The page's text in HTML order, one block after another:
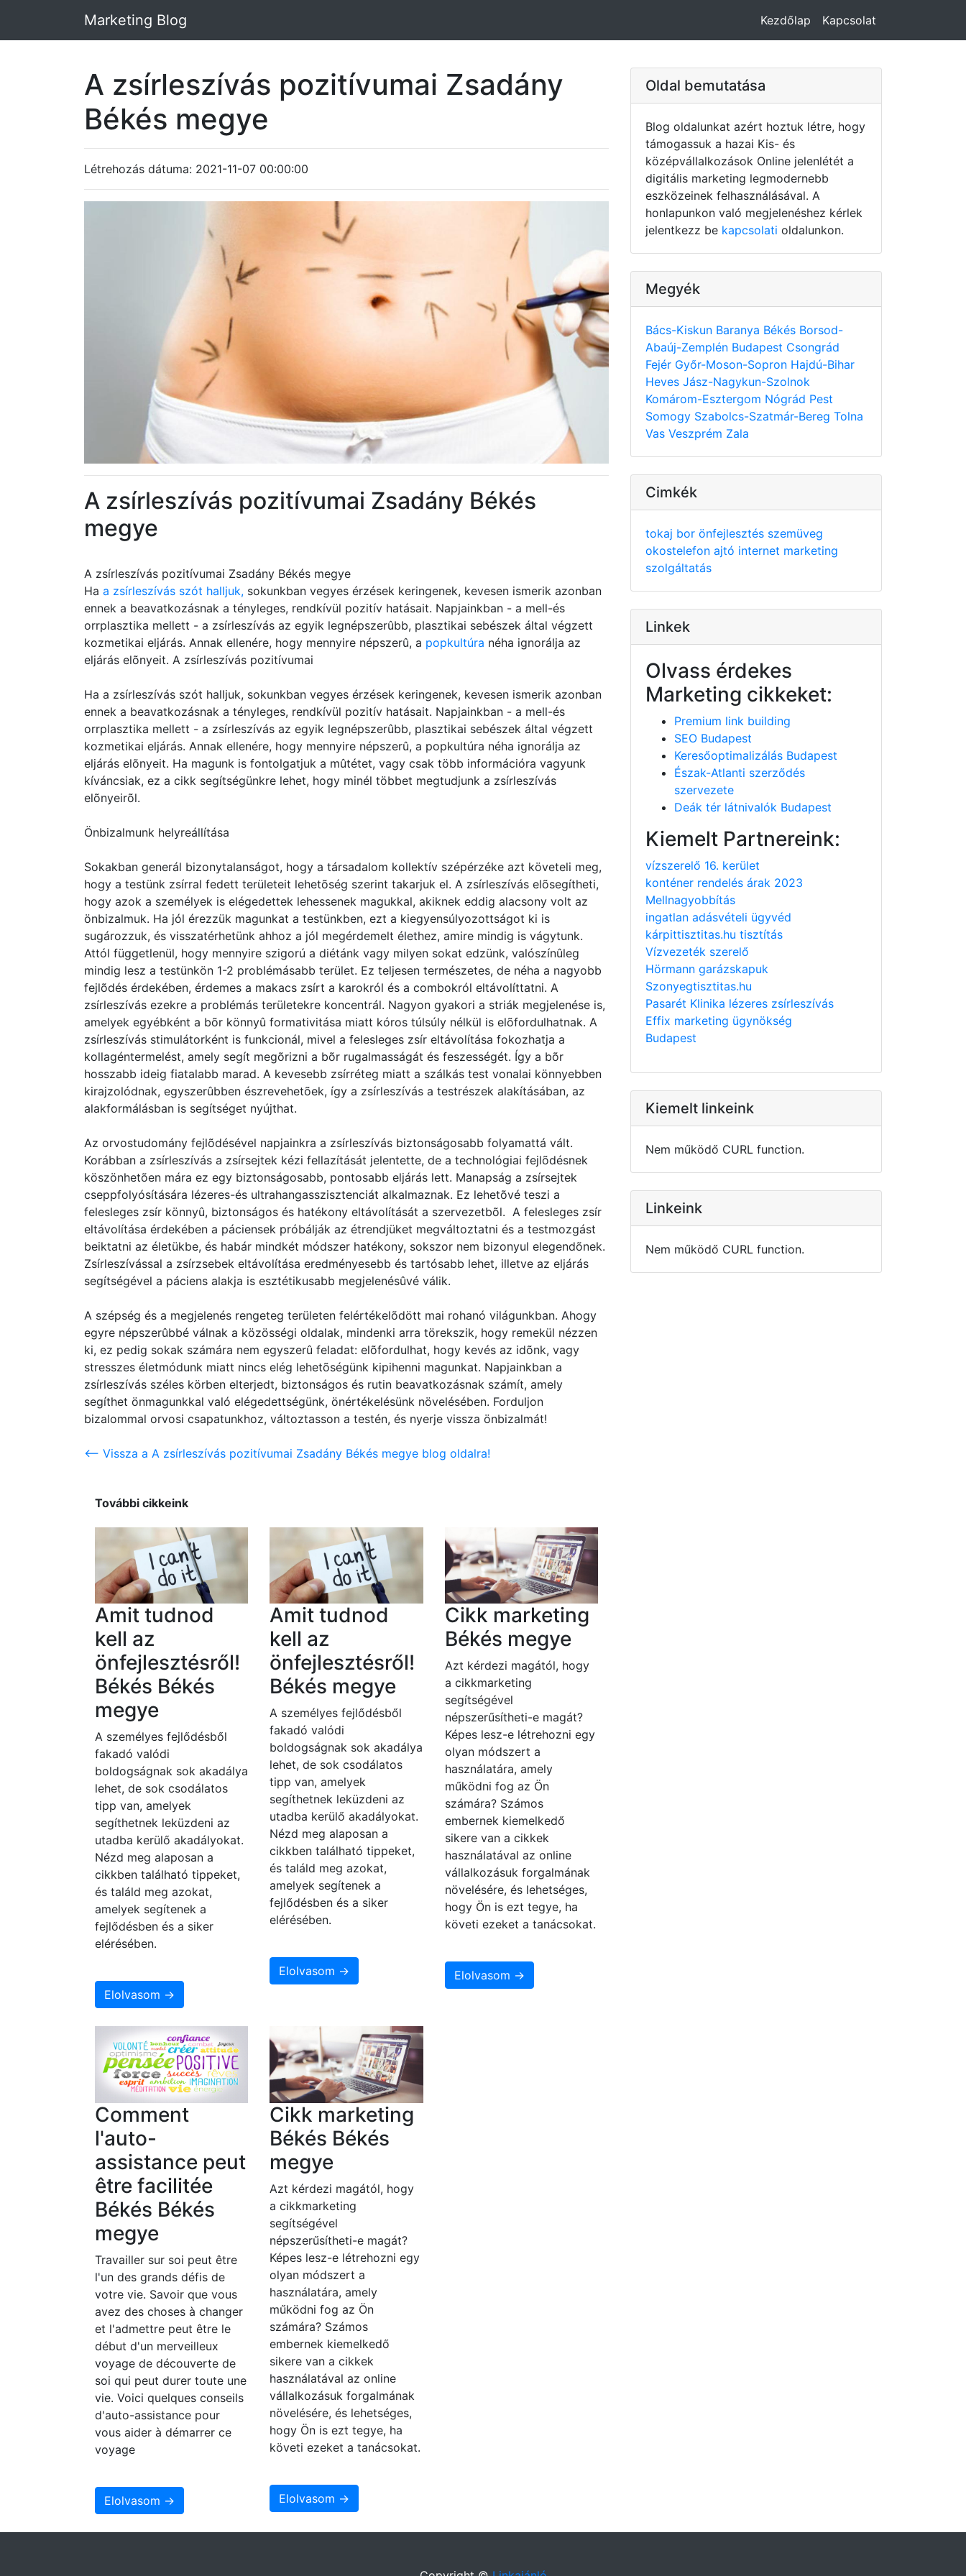
Marketing Blog Kezdőlap Kapcsolat
A zsírleszívás pozitívumai Zsadány
Békés megye
Létrehozás dátuma: 2021-11-07 00:00:00
A zsírleszívás pozitívumai Zsadány Békés
megye
A zsírleszívás pozitívumai Zsadány Békés megye
Ha a zsírleszívás szót halljuk, sokunkban vegyes érzések keringenek, kevesen ismerik azonban
ennek a beavatkozásnak a tényleges, rendkívül pozitív hatásait. Napjainkban - a mell-és
orrplasztika mellett - a zsírleszívás az egyik legnépszerûbb, plasztikai sebészek által végzett
kozmetikai eljárás. Annak ellenére, hogy mennyire népszerû, a popkultúra néha ignorálja az
eljárás elõnyeit. A zsírleszívás pozitívumai
Ha a zsírleszívás szót halljuk, sokunkban vegyes érzések keringenek, kevesen ismerik azonban
ennek a beavatkozásnak a tényleges, rendkívül pozitív hatásait. Napjainkban - a mell-és
orrplasztika mellett - a zsírleszívás az egyik legnépszerûbb, plasztikai sebészek által végzett
kozmetikai eljárás. Annak ellenére, hogy mennyire népszerû, a popkultúra néha ignorálja az
eljárás elõnyeit. Ha magunk is fontolgatjuk a mûtétet, vagy csak több információra vagyunk
kíváncsiak, ez a cikk segítségünkre lehet, hogy minél többet megtudjunk a zsírleszívás
elõnyeirõl.
Önbizalmunk helyreállítása
Sokakban generál bizonytalanságot, hogy a társadalom kollektív szépérzéke azt követeli meg,
hogy a testünk zsírral fedett területeit lehetõség szerint takarjuk el. A zsírleszívás elõsegítheti,
hogy azok a személyek is elégedettek lehessenek magukkal, akiknek eddig alacsony volt az
önbizalmuk. Ha jól érezzük magunkat a testünkben, ezt a kiegyensúlyozottságot ki is
sugározzuk, és visszatérhetünk ahhoz a jól megérdemelt élethez, amire mindig is vágytunk.
Attól függetlenül, hogy mennyire szigorú a diétánk vagy milyen sokat edzünk, valószínûleg
mindig lesz a testünkön 1-2 problémásabb terület. Ez teljesen természetes, de néha a nagyobb
fejlõdés érdekében, érdemes a makacs zsírt a karokról és a combokról eltávolíttatni. A
zsírleszívás ezekre a problémás területekre koncentrál. Nagyon gyakori a striák megjelenése is,
amelyek egyébként a bõr könnyû formativitása miatt kóros túlsúly nélkül is elõfordulhatnak. A
zsírleszívás stimulátorként is funkcionál, mivel a felesleges zsír eltávolítása fokozhatja a
kollagéntermelést, amely segít megõrizni a bõr rugalmasságát és feszességét. Így a bõr
hosszabb ideig fiatalabb marad. A kevesebb zsírréteg miatt a szálkás test vonalai könnyebben
kirajzolódnak, egyszerûbben észrevehetõek, így a zsírleszívás a testrészek alakításában, az
alakformálásban is segítséget nyújthat.
Az orvostudomány fejlõdésével napjainkra a zsírleszívás biztonságosabb folyamattá vált.
Korábban a zsírleszívás a zsírsejtek kézi fellazítását jelentette, de a technológiai fejlõdésnek
köszönhetõen mára ez egy biztonságosabb, pontosabb eljárás lett. Manapság a zsírsejtek
cseppfolyósítására lézeres-és ultrahangasszisztenciát alkalmaznak. Ez lehetõvé teszi a
felesleges zsír könnyû, biztonságos és hatékony eltávolítását a szervezetbõl. A felesleges zsír
eltávolítása érdekében a páciensek próbálják az étrendjüket megváltoztatni és a testmozgást
beiktatni az életükbe, és habár mindkét módszer hatékony, sokszor nem bizonyul elegendõnek.
Zsírleszívással a zsírzsebek eltávolítása eredményesebb és tartósabb lehet, illetve az eljárás
segítségével a páciens alakja is esztétikusabb megjelenésûvé válik.
A szépség és a megjelenés rengeteg területen felértékelõdött mai rohanó világunkban. Ahogy
egyre népszerûbbé válnak a közösségi oldalak, mindenki arra törekszik, hogy remekül nézzen
ki, ez pedig sokak számára nem egyszerû feladat: elõfordulhat, hogy kevés az idõnk, vagy
stresszes életmódunk miatt nincs elég lehetõségünk kipihenni magunkat. Napjainkban a
zsírleszívás széles körben elterjedt, biztonságos és rutin beavatkozásnak számít, amely
segíthet önmagunkkal való elégedettségünk, önértékelésünk növelésében. Forduljon
bizalommal orvosi csapatunkhoz, változtasson a testén, és nyerje vissza önbizalmát!
<-- Vissza a A zsírleszívás pozitívumai Zsadány Békés megye blog oldalra!
További cikkeink
Amit tudnod
kell az
önfejlesztésről!
Békés Békés
megye
A személyes fejlődésből
fakadó valódi
boldogságnak sok akadálya
lehet, de sok csodálatos
tipp van, amelyek
segíthetnek leküzdeni az
utadba kerülő akadályokat.
Nézd meg alaposan a
cikkben található tippeket,
és találd meg azokat,
amelyek segítenek a
fejlődésben és a siker
elérésében.
Elolvasom →
Amit tudnod
kell az
önfejlesztésről!
Békés megye
A személyes fejlődésből
fakadó valódi
boldogságnak sok akadálya
lehet, de sok csodálatos
tipp van, amelyek
segíthetnek leküzdeni az
utadba kerülő akadályokat.
Nézd meg alaposan a
cikkben található tippeket,
és találd meg azokat,
amelyek segítenek a
fejlődésben és a siker
elérésében.
Elolvasom →
Cikk marketing
Békés megye
Azt kérdezi magától, hogy
a cikkmarketing
segítségével
népszerűsítheti-e magát?
Képes lesz-e létrehozni egy
olyan módszert a
használatára, amely
működni fog az Ön
számára? Számos
embernek kiemelkedő
sikere van a cikkek
használatával az online
vállalkozásuk forgalmának
növelésére, és lehetséges,
hogy Ön is ezt tegye, ha
követi ezeket a tanácsokat.
Elolvasom →
Comment
l'auto-
assistance peut
être facilitée
Békés Békés
megye
Travailler sur soi peut être
l'un des grands défis de
votre vie. Savoir que vous
avez des choses à changer
et l'admettre peut être le
début d'un merveilleux
voyage de découverte de
soi qui peut durer toute une
vie. Voici quelques conseils
d'auto-assistance pour
vous aider à démarrer ce
voyage
Elolvasom →
Cikk marketing
Békés Békés
megye
Azt kérdezi magától, hogy
a cikkmarketing
segítségével
népszerűsítheti-e magát?
Képes lesz-e létrehozni egy
olyan módszert a
használatára, amely
működni fog az Ön
számára? Számos
embernek kiemelkedő
sikere van a cikkek
használatával az online
vállalkozásuk forgalmának
növelésére, és lehetséges,
hogy Ön is ezt tegye, ha
követi ezeket a tanácsokat.
Elolvasom →
Oldal bemutatása
Blog oldalunkat azért hoztuk létre, hogy
támogassuk a hazai Kis- és
középvállalkozások Online jelenlétét a
digitális marketing legmodernebb
eszközeinek felhasználásával. A
honlapunkon való megjelenéshez kérlek
jelentkezz be kapcsolati oldalunkon.
Megyék
Bács-Kiskun Baranya Békés Borsod-
Abaúj-Zemplén Budapest Csongrád
Fejér Győr-Moson-Sopron Hajdú-Bihar
Heves Jász-Nagykun-Szolnok
Komárom-Esztergom Nógrád Pest
Somogy Szabolcs-Szatmár-Bereg Tolna
Vas Veszprém Zala
Cimkék
tokaj bor önfejlesztés szemüveg
okostelefon ajtó internet marketing
szolgáltatás
Linkek
Olvass érdekes
Marketing cikkeket:
Premium link building
SEO Budapest
Keresőoptimalizálás Budapest
Észak-Atlanti szerződés
szervezete
Deák tér látnivalók Budapest
Kiemelt Partnereink:
vízszerelő 16. kerület
konténer rendelés árak 2023
Mellnagyobbítás
ingatlan adásvételi ügyvéd
kárpittisztitas.hu tisztítás
Vízvezeték szerelő
Hörmann garázskapuk
Szonyegtisztitas.hu
Pasarét Klinika lézeres zsírleszívás
Effix marketing ügynökség
Budapest
Kiemelt linkeink
Nem működő CURL function.
Linkeink
Nem működő CURL function.